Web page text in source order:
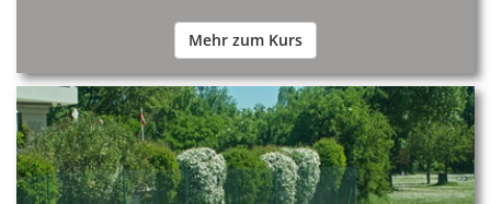
Mehr zum Kurs